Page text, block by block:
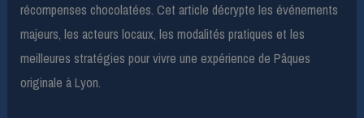
récompenses chocolatées. Cet article décrypte les événements
majeurs, les acteurs locaux, les modalités pratiques et les
meilleures stratégies pour vivre une expérience de Pâques
originale à Lyon.